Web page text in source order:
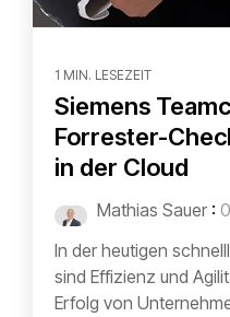
1 MIN. LESEZEIT
Siemens
Forrester-
in der Cloud
Mathias Sauer :
In der heutigen
sind Effizienz und
Erfolg von